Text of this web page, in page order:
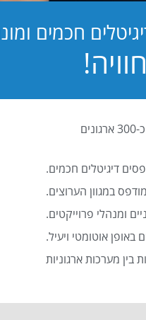
חכמים
PB Digital (PrintBOS Digital) הינה המערכת לטפסים דיגיטלים המובילה בישראל ומותקנת אצל כ-300 ארגונים
דיגיטלים חכמים.
במגוון הערוצים.
ומנהלי פרוייקטים.